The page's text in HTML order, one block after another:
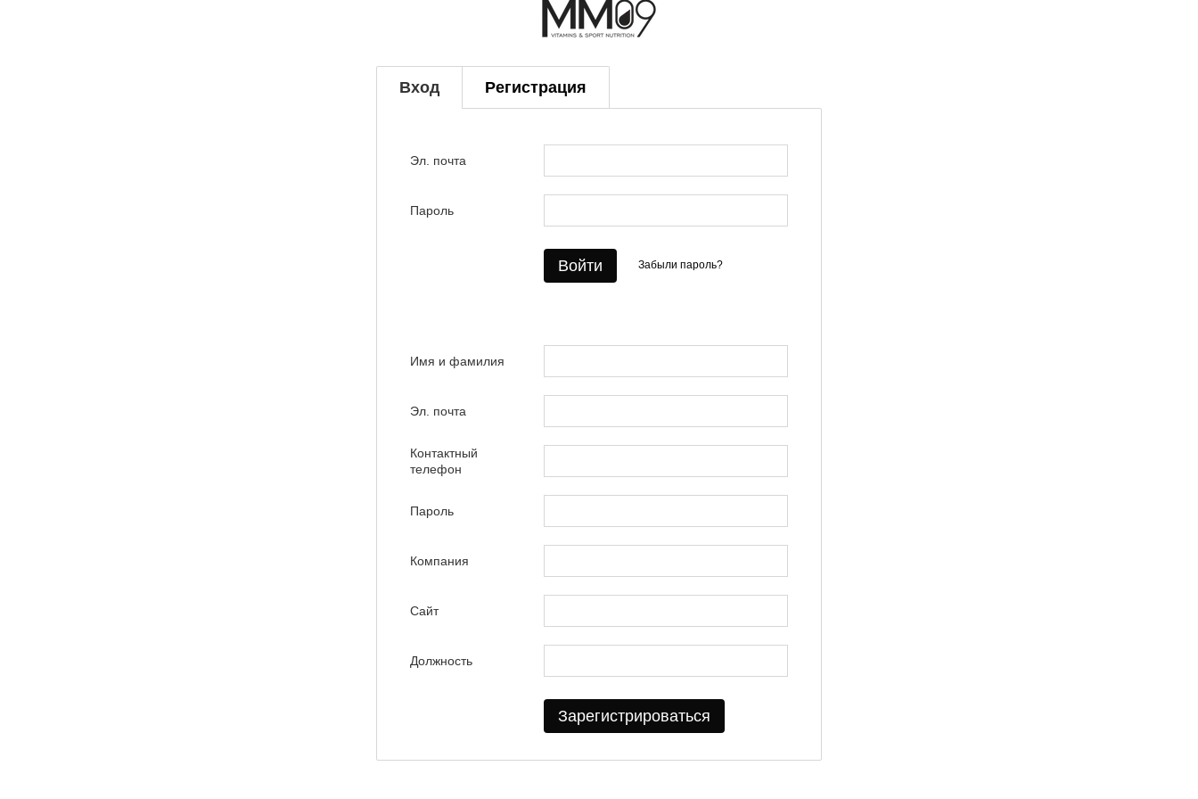
Вход Регистрация
Эл. почта
Пароль
Войти Забыли пароль?
Имя и фамилия
Эл. почта
Контактный
телефон
Пароль
Компания
Сайт
Должность
Зарегистрироваться